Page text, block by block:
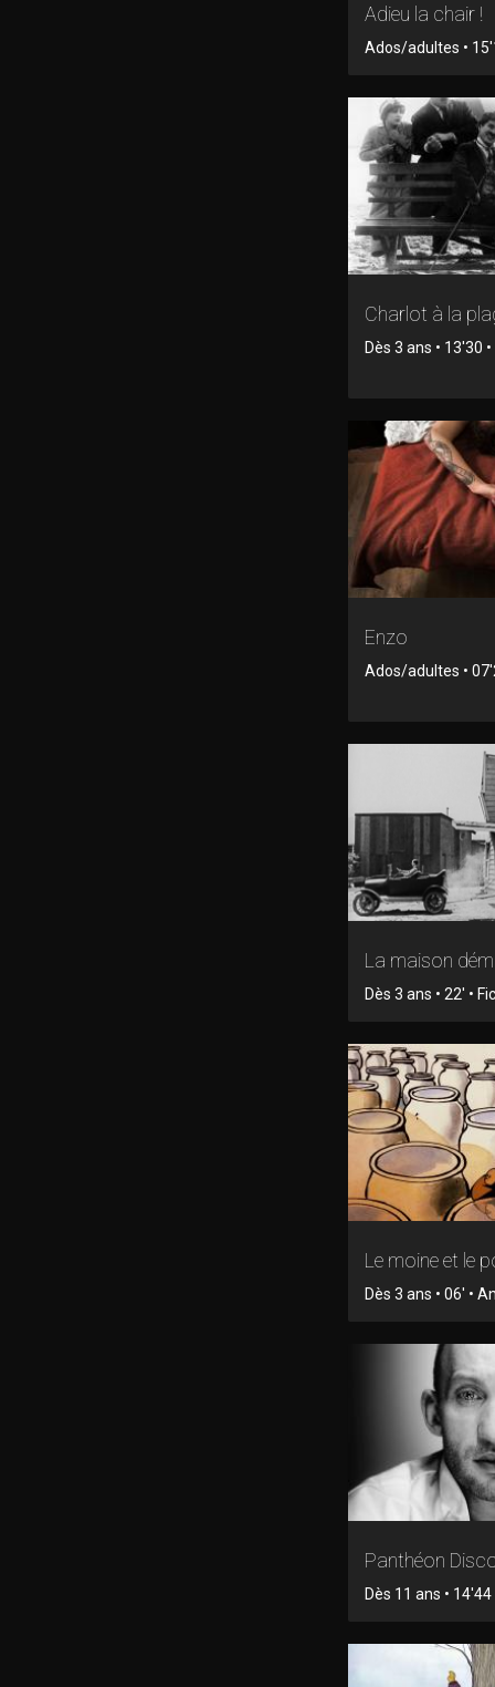
Adieu la chair !
Ados/adultes •
Charlot à la
Dès 3 ans • 13'30
Enzo
Ados/adultes •
La maison
Dès 3 ans • 22' •
Le moine et le
Dès 3 ans • 06' •
Panthéon
Dès 11 ans • 14'44